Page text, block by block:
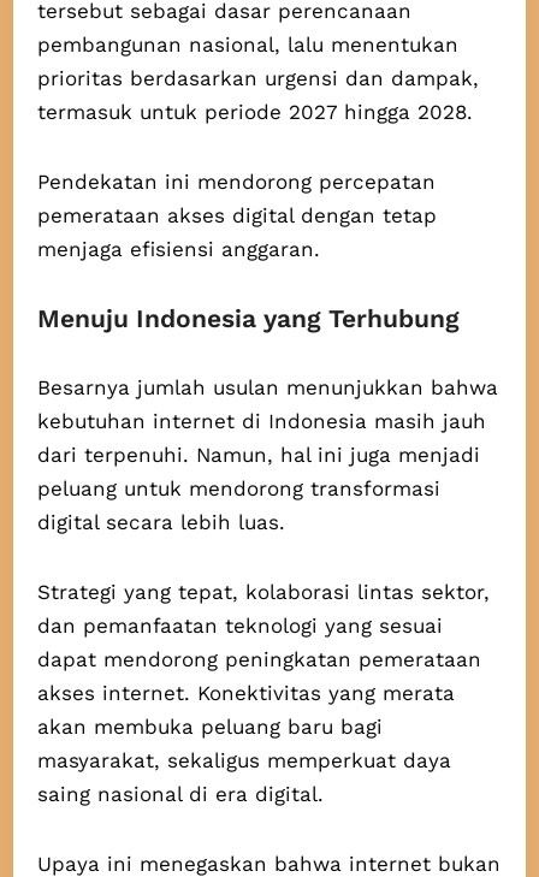
tersebut sebagai dasar perencanaan
pembangunan nasional, lalu menentukan
prioritas berdasarkan urgensi dan dampak,
termasuk untuk periode 2027 hingga 2028.
Pendekatan ini mendorong percepatan
pemerataan akses digital dengan tetap
menjaga efisiensi anggaran.
Menuju Indonesia yang Terhubung
Besarnya jumlah usulan menunjukkan bahwa
kebutuhan internet di Indonesia masih jauh
dari terpenuhi. Namun, hal ini juga menjadi
peluang untuk mendorong transformasi
digital secara lebih luas.
Strategi yang tepat, kolaborasi lintas sektor,
dan pemanfaatan teknologi yang sesuai
dapat mendorong peningkatan pemerataan
akses internet. Konektivitas yang merata
akan membuka peluang baru bagi
masyarakat, sekaligus memperkuat daya
saing nasional di era digital.
Upaya ini menegaskan bahwa internet bukan